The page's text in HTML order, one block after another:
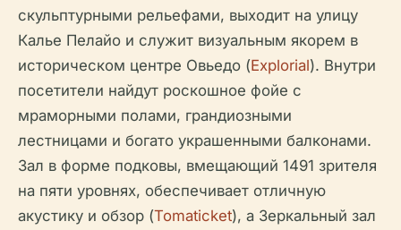
скульптурными рельефами, выходит на улицу
Калье Пелайо и служит визуальным якорем в
историческом центре Овьедо (Explorial). Внутри
посетители найдут роскошное фойе с
мраморными полами, грандиозными
лестницами и богато украшенными балконами.
Зал в форме подковы, вмещающий 1491 зрителя
на пяти уровнях, обеспечивает отличную
акустику и обзор (Tomaticket), а Зеркальный зал